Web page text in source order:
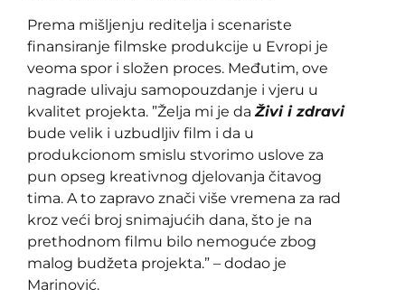
Prema mišljenju reditelja i scenariste
finansiranje filmske produkcije u Evropi je
veoma spor i složen proces. Međutim, ove
nagrade ulivaju samopouzdanje i vjeru u
kvalitet projekta. ”Želja mi je da Živi i zdravi
bude velik i uzbudljiv film i da u
produkcionom smislu stvorimo uslove za
pun opseg kreativnog djelovanja čitavog
tima. A to zapravo znači više vremena za rad
kroz veći broj snimajućih dana, što je na
prethodnom filmu bilo nemoguće zbog
malog budžeta projekta.” – dodao je
Marinović.